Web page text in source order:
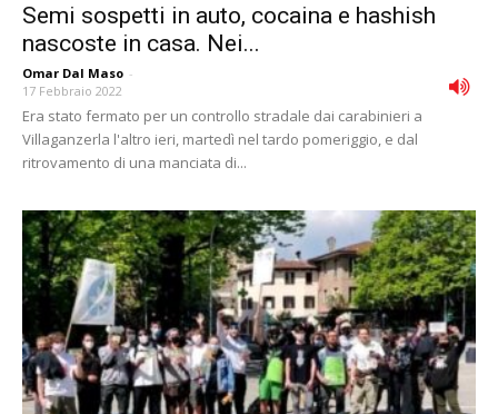
Semi sospetti in auto, cocaina e hashish
nascoste in casa. Nei...
Omar Dal Maso -
17 Febbraio 2022
Era stato fermato per un controllo stradale dai carabinieri a
Villaganzerla l'altro ieri, martedì nel tardo pomeriggio, e dal
ritrovamento di una manciata di...